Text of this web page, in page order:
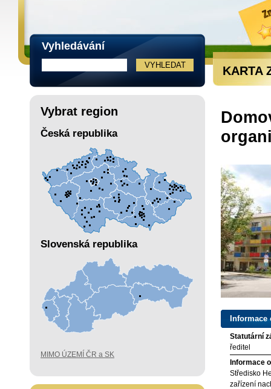
Vyhledávání
Vybrat region
Česká republika
Slovenská republika
MIMO ÚZEMÍ ČR a SK
KARTA
Statutární
ředitel
Informace
Středisko
zařízení